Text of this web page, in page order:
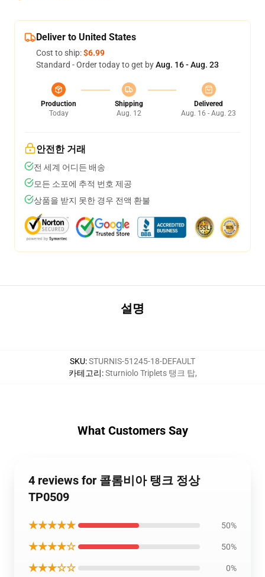
Deliver to United States
Cost to ship:$6.99
Standard - Order today to get byAug. 16 - Aug. 23
Production
Today
Shipping
Aug. 12
Delivered
Aug. 16 - Aug. 23
안전한 거래
전 세계 어디든 배송
모든 소포에 추적 번호 제공
상품을 받지 못한 경우 전액 환불
설명
SKU:STURNIS-51245-18-DEFAULT
카테고리:Sturniolo Triplets 탱크 탑,
What Customers Say
4 reviews for 콜롬비아 탱크 정상
TP0509
★★★★★ 50%
★★★★☆ 50%
★★★☆☆ 0%